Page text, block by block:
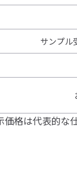
サンプル
価格は代表的な